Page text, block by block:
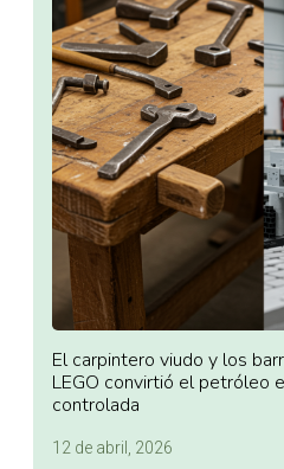
El carpintero viudo y los
LEGO convirtió el petróleo
controlada
12 de abril, 2026